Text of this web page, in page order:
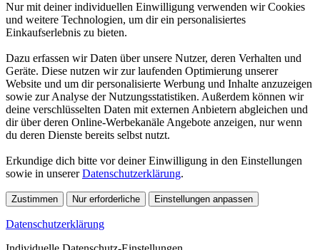
Nur mit deiner individuellen Einwilligung verwenden wir Cookies
und weitere Technologien, um dir ein personalisiertes
Einkaufserlebnis zu bieten.
Dazu erfassen wir Daten über unsere Nutzer, deren Verhalten und
Geräte. Diese nutzen wir zur laufenden Optimierung unserer
Website und um dir personalisierte Werbung und Inhalte anzuzeigen
sowie zur Analyse der Nutzungsstatistiken. Außerdem können wir
deine verschlüsselten Daten mit externen Anbietern abgleichen und
dir über deren Online-Werbekanäle Angebote anzeigen, nur wenn
du deren Dienste bereits selbst nutzt.
Erkundige dich bitte vor deiner Einwilligung in den Einstellungen
sowie in unsererDatenschutzerklärung.
Zustimmen Nur erforderliche Einstellungen anpassen
Datenschutzerklärung